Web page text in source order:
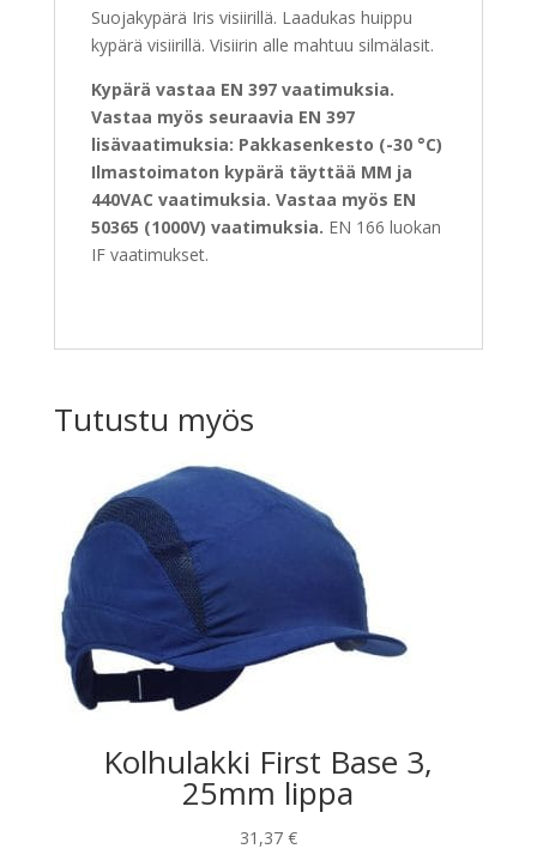
Suojakypärä Iris visiirillä. Laadukas huippu
kypärä visiirillä. Visiirin alle mahtuu silmälasit.
Kypärä vastaa EN 397 vaatimuksia.
Vastaa myös seuraavia EN 397
lisävaatimuksia: Pakkasenkesto (-30 °C)
Ilmastoimaton kypärä täyttää MM ja
440VAC vaatimuksia. Vastaa myös EN
50365 (1000V) vaatimuksia. EN 166 luokan
IF vaatimukset.
Tutustu myös
Kolhulakki First Base 3,
25mm lippa
31,37 €